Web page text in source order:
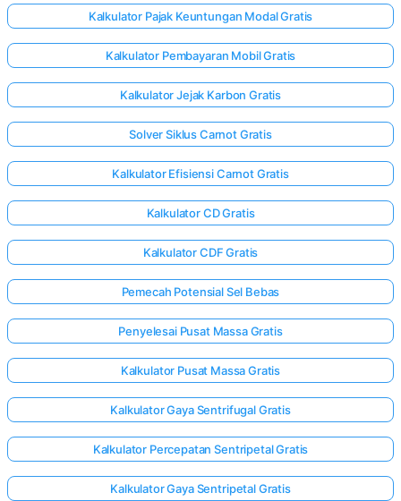
Kalkulator Pajak Keuntungan Modal Gratis
Kalkulator Pembayaran Mobil Gratis
Kalkulator Jejak Karbon Gratis
Solver Siklus Carnot Gratis
Kalkulator Efisiensi Carnot Gratis
Kalkulator CD Gratis
Kalkulator CDF Gratis
Pemecah Potensial Sel Bebas
Penyelesai Pusat Massa Gratis
Kalkulator Pusat Massa Gratis
Kalkulator Gaya Sentrifugal Gratis
Kalkulator Percepatan Sentripetal Gratis
Kalkulator Gaya Sentripetal Gratis